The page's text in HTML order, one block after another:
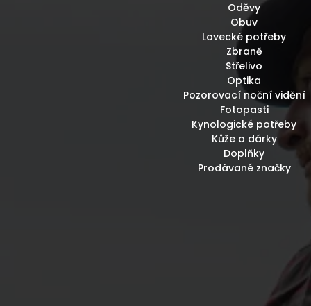
Oděvy
Obuv
Lovecké potřeby
Zbraně
Střelivo
Optika
Pozorovací noční vidění
Fotopasti
Kynologické potřeby
Kůže a dárky
Doplňky
Prodávané značky